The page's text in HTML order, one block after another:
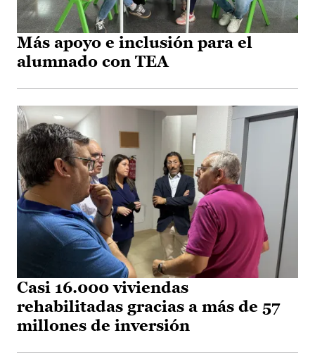
Más apoyo e inclusión para el
alumnado con TEA
Casi 16.000 viviendas
rehabilitadas gracias a más de 57
millones de inversión